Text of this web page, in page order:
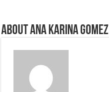
About Ana Karina Gomez